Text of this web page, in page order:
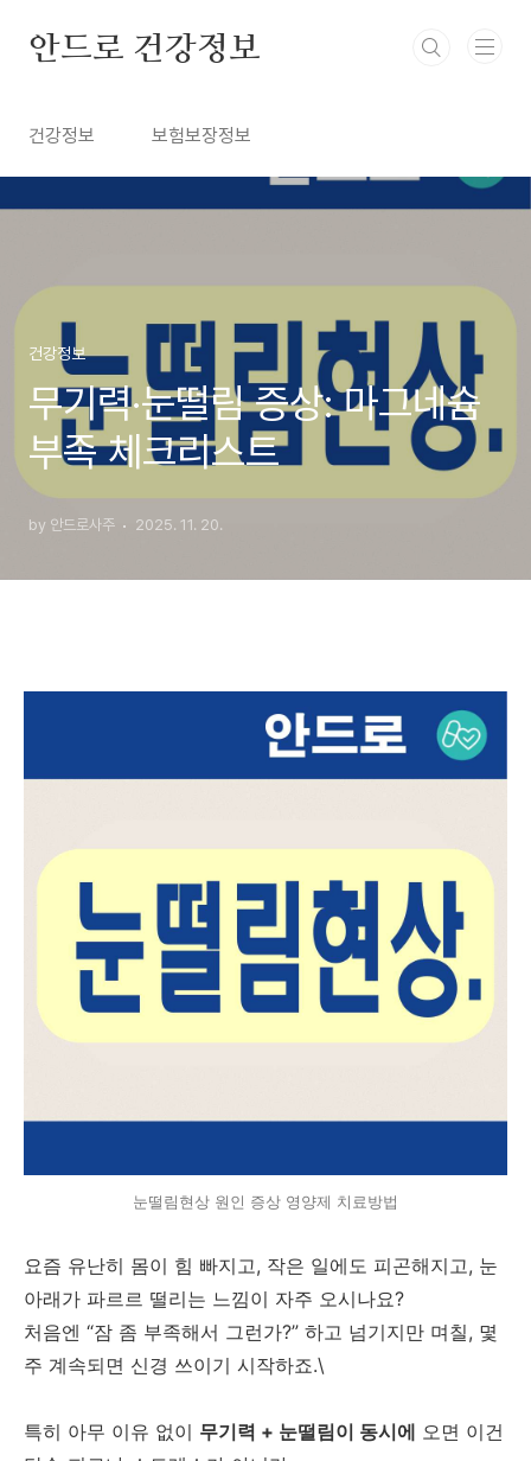
안드로 건강정보
건강정보 보험보장정보
건강정보
무기력·눈떨림 증상: 마그네슘
부족 체크리스트
by 안드로사주 2025. 11. 20.
눈떨림현상 원인 증상 영양제 치료방법
요즘 유난히 몸이 힘 빠지고, 작은 일에도 피곤해지고, 눈
아래가 파르르 떨리는 느낌이 자주 오시나요?
처음엔 “잠 좀 부족해서 그런가?” 하고 넘기지만 며칠, 몇
주 계속되면 신경 쓰이기 시작하죠.\
특히 아무 이유 없이 무기력 + 눈떨림이 동시에 오면 이건